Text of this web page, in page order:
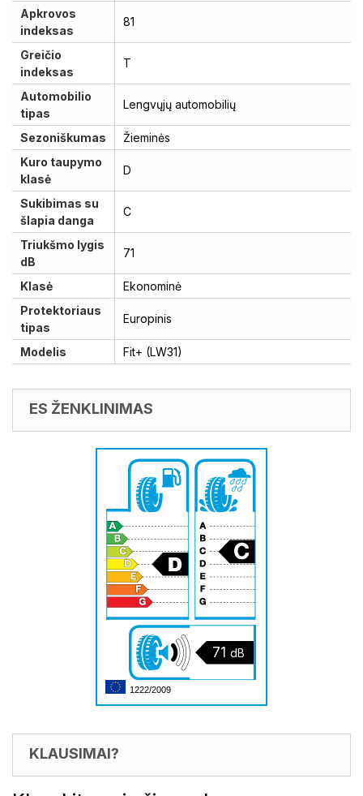
Apkrovos
indeksas
81
Greičio
indeksas
T
Automobilio
tipas
Lengvųjų automobilių
Sezoniškumas
Žieminės
Kuro taupymo
klasė
D
Sukibimas su
šlapia danga
C
Triukšmo lygis
dB
71
Klasė
Ekonominė
Protektoriaus
tipas
Europinis
Modelis Fit+ (LW31)
ES ŽENKLINIMAS
71 dB
1222/2009
KLAUSIMAI?